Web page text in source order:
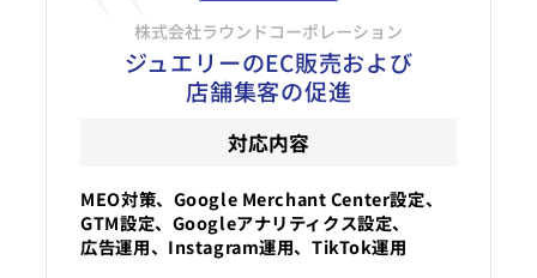
株式会社ラウンドコーポレーション
ジュエリーのEC販売および
店舗集客の促進
対応内容
MEO対策、Google Merchant Center設定、
GTM設定、Googleアナリティクス設定、
広告運用、Instagram運用、TikTok運用